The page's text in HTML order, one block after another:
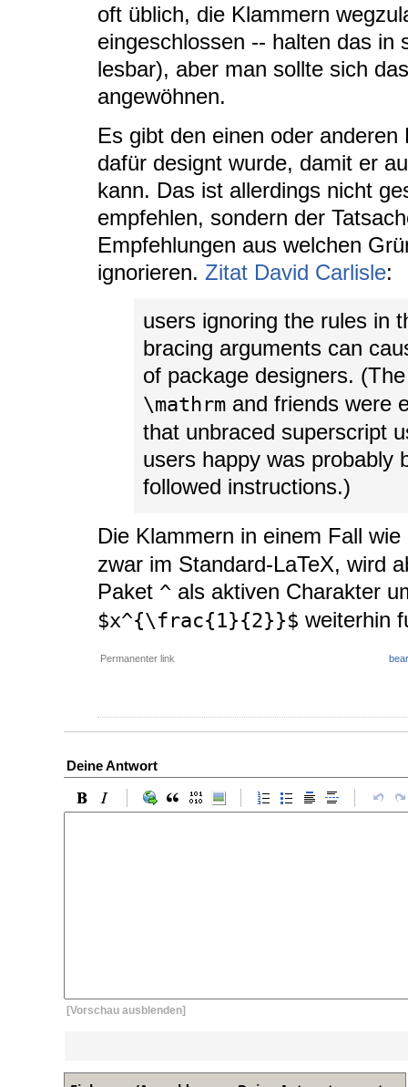
oft üblich, die Klammern
eingeschlossen -- halten das in
lesbar), aber man sollte sich
angewöhnen.
Es gibt den einen oder
dafür designt wurde, damit er
kann. Das ist allerdings nicht
empfehlen, sondern der
Empfehlungen aus welchen
ignorieren. Zitat David Carlisle:
users ignoring the rules in
bracing arguments can
of package designers.
\mathrm and friends were
that unbraced superscript
users happy was probably
followed instructions.)
Die Klammern in einem Fall wie
zwar im Standard-LaTeX, wird
Paket ^ als aktiven Charakter
$x^{\frac{1}{2}}$ weiterhin
Permanenter link
Deine Antwort
[Vorschau ausblenden]